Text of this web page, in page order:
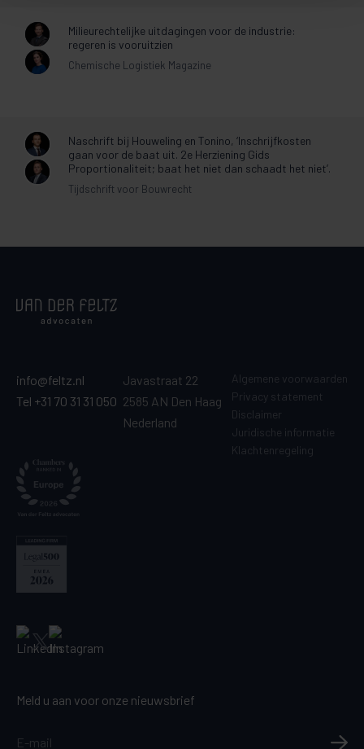
Milieurechtelijke uitdagingen voor de industrie:
regeren is vooruitzien
Chemische Logistiek Magazine
Naschrift bij Houweling en Tonino, ‘Inschrijfkosten
gaan voor de baat uit. 2e Herziening Gids
Proportionaliteit; baat het niet dan schaadt het niet’.
Tijdschrift voor Bouwrecht
info@feltz.nl
Tel +31 70 31 31 050
Javastraat 22
2585 AN Den Haag
Nederland
Algemene voorwaarden
Privacy statement
Disclaimer
Juridische informatie
Klachtenregeling
Meld u aan voor onze nieuwsbrief